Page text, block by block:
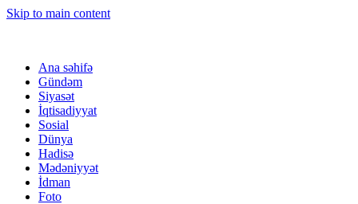
Skip to main content
Ana səhifə
Gündəm
Siyasət
İqtisadiyyat
Sosial
Dünya
Hadisə
Mədəniyyət
İdman
Foto